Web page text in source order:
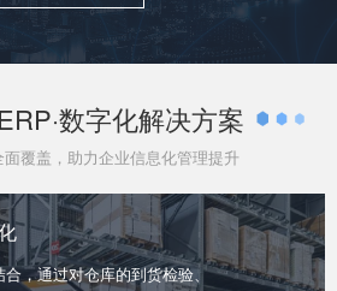
数字化解决方案
覆盖，助力企业信息化管理提升
，通过对仓库的到货检验、